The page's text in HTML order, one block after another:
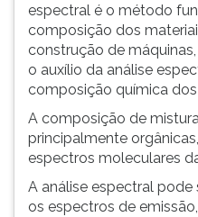
espectral é o método
composição dos
construção de
o auxílio da análise
composição química
A composição de
principalmente
espectros moleculares
A análise espectral
os espectros de